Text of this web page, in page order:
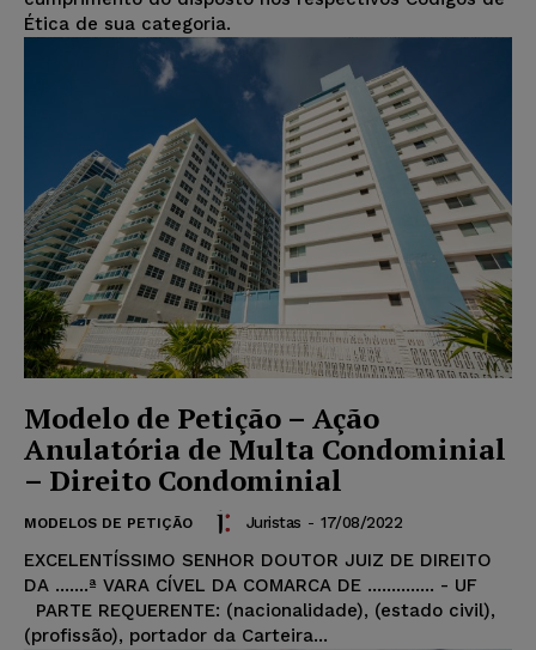
Ética de sua categoria.
Modelo de Petição – Ação
Anulatória de Multa Condominial
– Direito Condominial
MODELOS DE PETIÇÃO Juristas - 17/08/2022
EXCELENTÍSSIMO SENHOR DOUTOR JUIZ DE DIREITO
DA .......ª VARA CÍVEL DA COMARCA DE .............. - UF
PARTE REQUERENTE: (nacionalidade), (estado civil),
(profissão), portador da Carteira...